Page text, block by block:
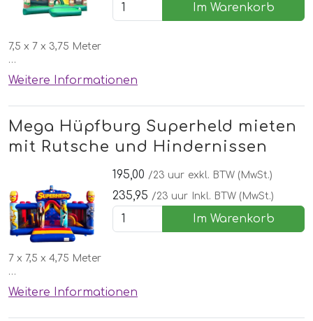
Im Warenkorb
7,5 x 7 x 3,75 Meter
💥Mega Hüpfburg
✅Kostenlose lieferung, aufbau und abbau in Nordhorn
Weitere Informationen
Mega Hüpfburg Superheld mieten
mit Rutsche und Hindernissen
195,00 /23 uur exkl. BTW (MwSt.)
235,95 /23 uur Inkl. BTW (MwSt.)
Im Warenkorb
7 x 7,5 x 4,75 Meter
💥Mega Hüpfburg
✅Kostenlose lieferung, aufbau und abbau in Nordhorn
Weitere Informationen